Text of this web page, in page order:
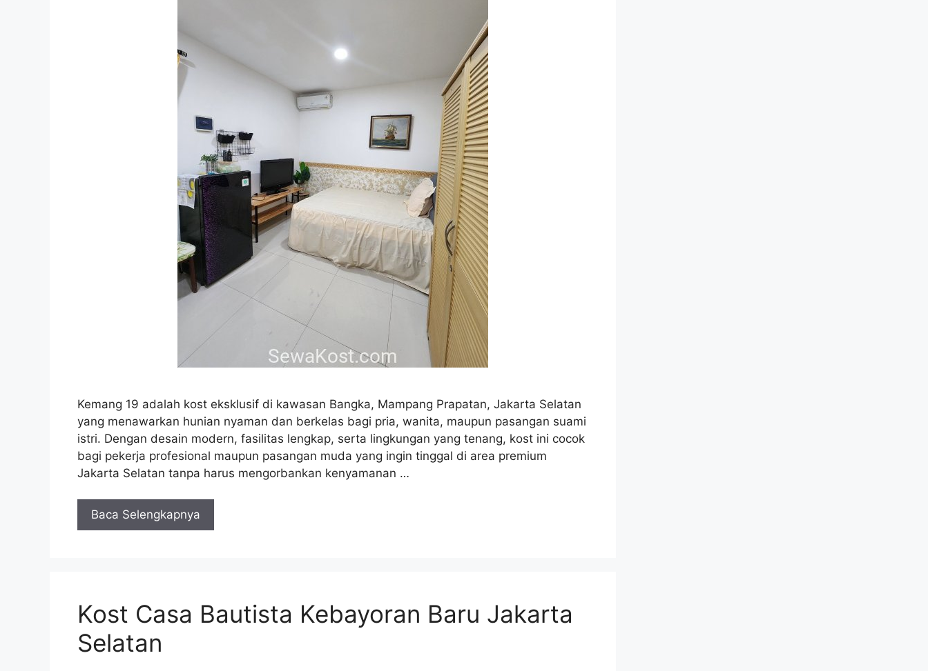
Kemang 19 adalah kost eksklusif di kawasan Bangka, Mampang Prapatan, Jakarta Selatan
yang menawarkan hunian nyaman dan berkelas bagi pria, wanita, maupun pasangan suami
istri. Dengan desain modern, fasilitas lengkap, serta lingkungan yang tenang, kost ini cocok
bagi pekerja profesional maupun pasangan muda yang ingin tinggal di area premium
Jakarta Selatan tanpa harus mengorbankan kenyamanan …
Baca Selengkapnya
Kost Casa Bautista Kebayoran Baru Jakarta
Selatan